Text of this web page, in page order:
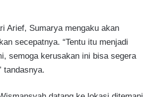
Arief, Sumarya mengaku akan
secepatnya. “Tentu itu menjadi
semoga kerusakan ini bisa segera
tandasnya.